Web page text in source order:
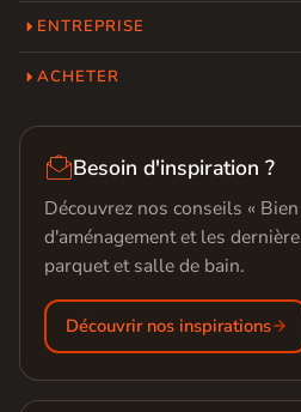
ENTREPRISE
ACHETER
Besoin d'inspiration ?
Découvrez nos conseils «
d'aménagement et les
parquet et salle de bain.
Découvrir nos inspirations